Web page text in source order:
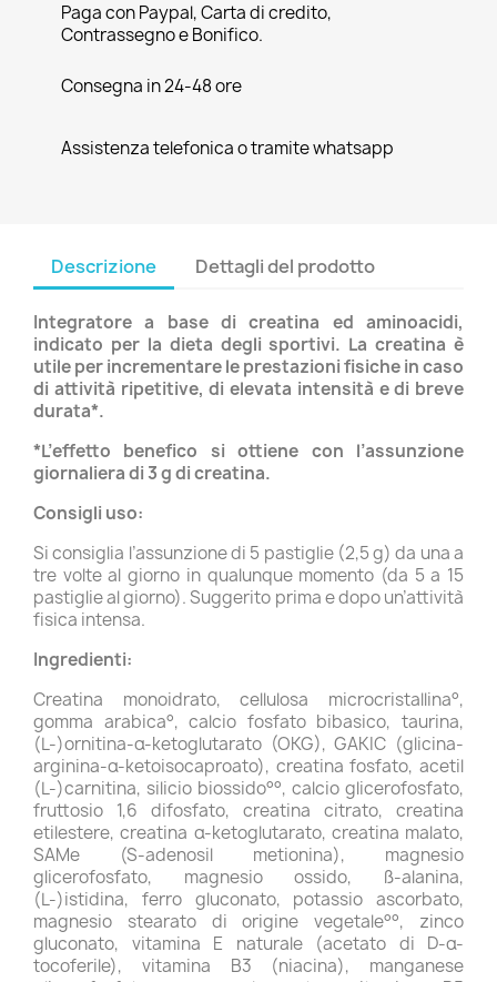
Paga con Paypal, Carta di credito,
Contrassegno e Bonifico.
Consegna in 24-48 ore
Assistenza telefonica o tramite whatsapp
Descrizione Dettagli del prodotto
Integratore a base di creatina ed aminoacidi,
indicato per la dieta degli sportivi. La creatina è
utile per incrementare le prestazioni fisiche in caso
di attività ripetitive, di elevata intensità e di breve
durata*.
*L’effetto benefico si ottiene con l’assunzione
giornaliera di 3 g di creatina.
Consigli uso:
Si consiglia l’assunzione di 5 pastiglie (2,5 g) da una a
tre volte al giorno in qualunque momento (da 5 a 15
pastiglie al giorno). Suggerito prima e dopo un’attività
fisica intensa.
Ingredienti:
Creatina monoidrato, cellulosa microcristallina°,
gomma arabica°, calcio fosfato bibasico, taurina,
(L-)ornitina-α-ketoglutarato (OKG), GAKIC (glicina-
arginina-α-ketoisocaproato), creatina fosfato, acetil
(L-)carnitina, silicio biossido°°, calcio glicerofosfato,
fruttosio 1,6 difosfato, creatina citrato, creatina
etilestere, creatina α-ketoglutarato, creatina malato,
SAMe (S-adenosil metionina), magnesio
glicerofosfato, magnesio ossido, ß-alanina,
(L-)istidina, ferro gluconato, potassio ascorbato,
magnesio stearato di origine vegetale°°, zinco
gluconato, vitamina E naturale (acetato di D-α-
tocoferile), vitamina B3 (niacina), manganese